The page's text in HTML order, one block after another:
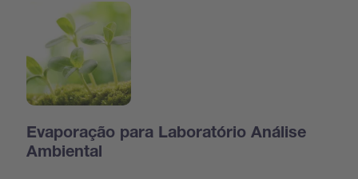
Evaporação para Laboratório Análise
Ambiental